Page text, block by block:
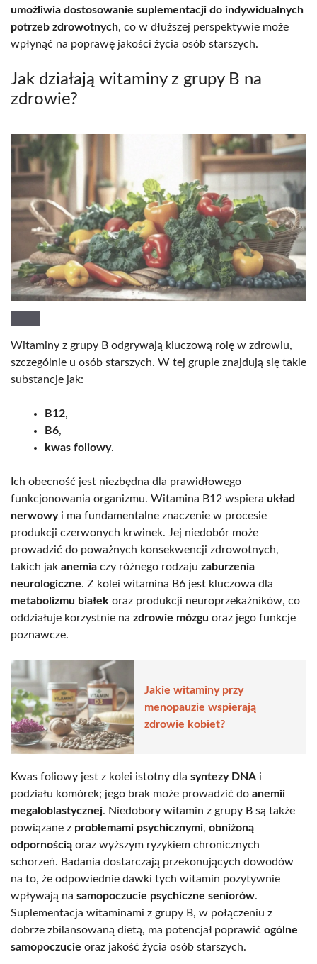
umożliwia dostosowanie suplementacji do indywidualnych
potrzeb zdrowotnych, co w dłuższej perspektywie może
wpłynąć na poprawę jakości życia osób starszych.
Jak działają witaminy z grupy B na
zdrowie?
Witaminy z grupy B odgrywają kluczową rolę w zdrowiu,
szczególnie u osób starszych. W tej grupie znajdują się takie
substancje jak:
B12,
B6,
kwas foliowy.
Ich obecność jest niezbędna dla prawidłowego
funkcjonowania organizmu. Witamina B12 wspiera układ
nerwowyi ma fundamentalne znaczenie w procesie
produkcji czerwonych krwinek. Jej niedobór może
prowadzić do poważnych konsekwencji zdrowotnych,
takich jak anemia czy różnego rodzaju zaburzenia
neurologiczne. Z kolei witamina B6 jest kluczowa dla
metabolizmu białek oraz produkcji neuroprzekaźników, co
oddziałuje korzystnie na zdrowie mózgu oraz jego funkcje
poznawcze.
Jakie witaminy przy
menopauzie wspierają
zdrowie kobiet?
Kwas foliowy jest z kolei istotny dla syntezy DNA i
podziału komórek; jego brak może prowadzić do anemii
megaloblastycznej. Niedobory witamin z grupy B są także
powiązane z problemami psychicznymi, obniżoną
odpornością oraz wyższym ryzykiem chronicznych
schorzeń. Badania dostarczają przekonujących dowodów
na to, że odpowiednie dawki tych witamin pozytywnie
wpływają na samopoczucie psychiczne seniorów.
Suplementacja witaminami z grupy B, w połączeniu z
dobrze zbilansowaną dietą, ma potencjał poprawić ogólne
samopoczucie oraz jakość życia osób starszych.